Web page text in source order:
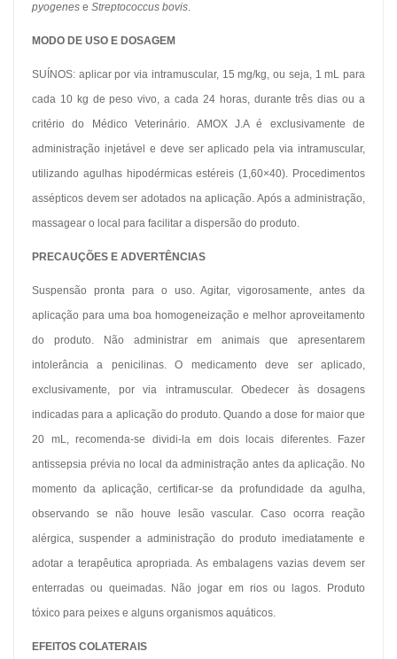
pyogenes e Streptococcus bovis.
MODO DE USO E DOSAGEM
SUÍNOS: aplicar por via intramuscular, 15 mg/kg, ou seja, 1 mL para
cada 10 kg de peso vivo, a cada 24 horas, durante três dias ou a
critério do Médico Veterinário. AMOX J.A é exclusivamente de
administração injetável e deve ser aplicado pela via intramuscular,
utilizando agulhas hipodérmicas estéreis (1,60×40). Procedimentos
assépticos devem ser adotados na aplicação. Após a administração,
massagear o local para facilitar a dispersão do produto.
PRECAUÇÕES E ADVERTÊNCIAS
Suspensão pronta para o uso. Agitar, vigorosamente, antes da
aplicação para uma boa homogeneização e melhor aproveitamento
do produto. Não administrar em animais que apresentarem
intolerância a penicilinas. O medicamento deve ser aplicado,
exclusivamente, por via intramuscular. Obedecer às dosagens
indicadas para a aplicação do produto. Quando a dose for maior que
20 mL, recomenda-se dividi-la em dois locais diferentes. Fazer
antissepsia prévia no local da administração antes da aplicação. No
momento da aplicação, certificar-se da profundidade da agulha,
observando se não houve lesão vascular. Caso ocorra reação
alérgica, suspender a administração do produto imediatamente e
adotar a terapêutica apropriada. As embalagens vazias devem ser
enterradas ou queimadas. Não jogar em rios ou lagos. Produto
tóxico para peixes e alguns organismos aquáticos.
EFEITOS COLATERAIS